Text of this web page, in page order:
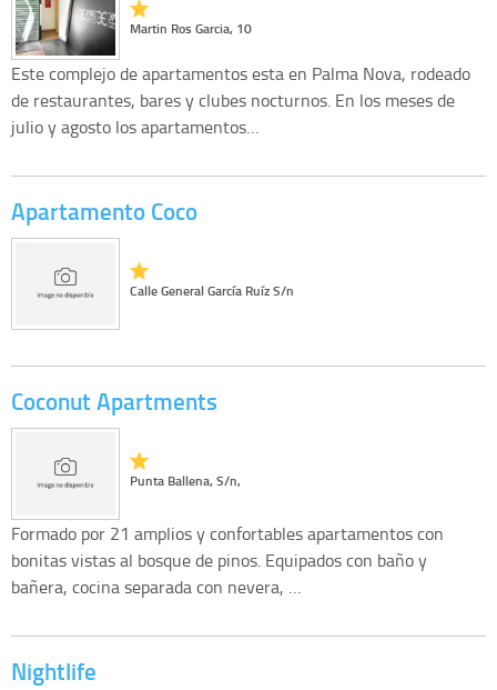
Martin Ros Garcia, 10
Este complejo de apartamentos esta en Palma Nova, rodeado
de restaurantes, bares y clubes nocturnos. En los meses de
julio y agosto los apartamentos…
Apartamento Coco
Calle General García Ruíz S/n
Coconut Apartments
Punta Ballena, S/n,
Formado por 21 amplios y confortables apartamentos con
bonitas vistas al bosque de pinos. Equipados con baño y
bañera, cocina separada con nevera, …
Nightlife